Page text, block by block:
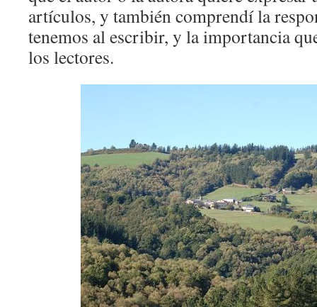
artículos, y también comprendí la
tenemos al escribir, y la importancia
los lectores.